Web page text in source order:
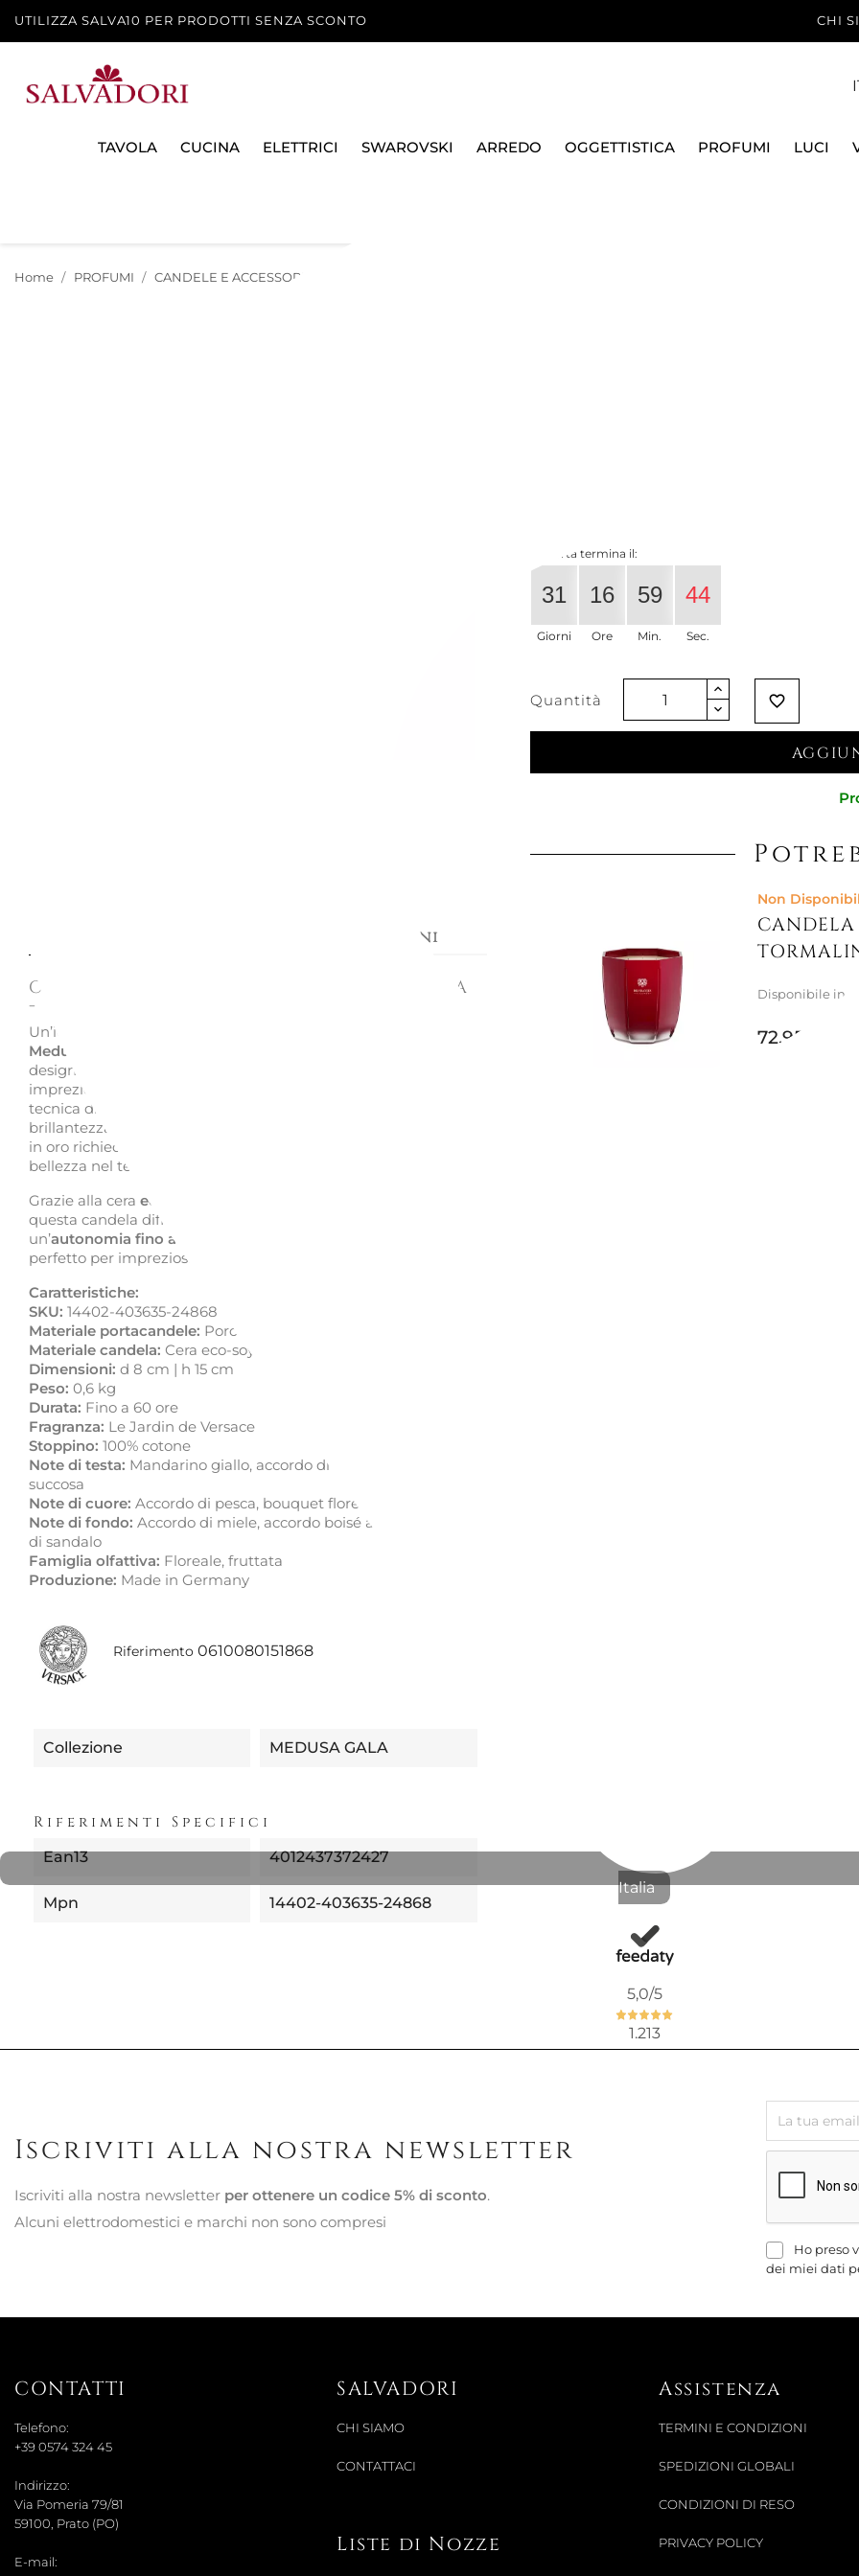
UTILIZZA SALVA10 PER PRODOTTI SENZA SCONTO CHI
TAVOLA CUCINA ELETTRICI SWAROVSKI ARREDO OGGETTISTICA PROFUMI LUCI
Italia
5,0/5
1.213
Home PROFUMI CANDELE E ACCESSORI
Richiedi informazioni
CANDELA PROFUMATA MEDUSA GALA
- VERSACE | ROSENTHAL
Un’icona di
Medusa Gala
design e fragranza esclusiva. Il suo
impreziosito da dettagli in oro, è realizzato con una speciale
tecnica di smaltatura a
brillantezza
in oro richiedono un trattamento delicato per preservarne la
bellezza nel tempo.
Grazie alla cera eco-soya
questa candela diffonde un’aroma avvolgente con
un’autonomia fino a 60 ore
perfetto per impreziosire qualsiasi ambiente.
Caratteristiche:
SKU: 14402-403635-24868
Materiale portacandele: Porcellana fine con dettagli in oro
Materiale candela: Cera eco-soya fatta a mano
Dimensioni: d 8 cm | h 15 cm
Peso: 0,6 kg
Durata: Fino a 60 ore
Fragranza: Le Jardin de Versace
Stoppino: 100% cotone
Note di testa: Mandarino giallo, accordo di prato estivo, pera
succosa
Note di cuore: Accordo di pesca, bouquet floreale, fiori d’arancio
Note di fondo: Accordo di miele, accordo boisé ambrato, legno
di sandalo
Famiglia olfattiva: Floreale, fruttata
Produzione: Made in Germany
Riferimento 0610080151868
Collezione MEDUSA GALA
Riferimenti Specifici
Ean13 4012437372427
Mpn 14402-403635-24868
L'offerta termina il:
31
Giorni
16
Ore
59
Min.
43
Sec.
Quantità favorite_border
Non
CANDELA
Disponibile in
72,95 €
REFILL
CONSEGNA IN 1-3 GIORNI
Gratuita da 75 €, i prodotti
Usa il buono SALVA10, 10% sui
Pacco Regalo omaggio e Reso
Per i prodotti eccessivamente
con Nexi (carte di pagamento),
Iscriviti alla nostra newsletter
Iscriviti alla nostra newsletter per ottenere un codice 5% di sconto.
Alcuni elettrodomestici e marchi non sono compresi
Ho preso
dei miei dati
CONTATTI
Telefono:
+39 0574 324 45
Indirizzo:
Via Pomeria 79/81
59100, Prato (PO)
E-mail:
SALVADORI
CHI SIAMO
CONTATTACI
Liste di Nozze
Assistenza
TERMINI E CONDIZIONI
SPEDIZIONI GLOBALI
CONDIZIONI DI RESO
PRIVACY POLICY